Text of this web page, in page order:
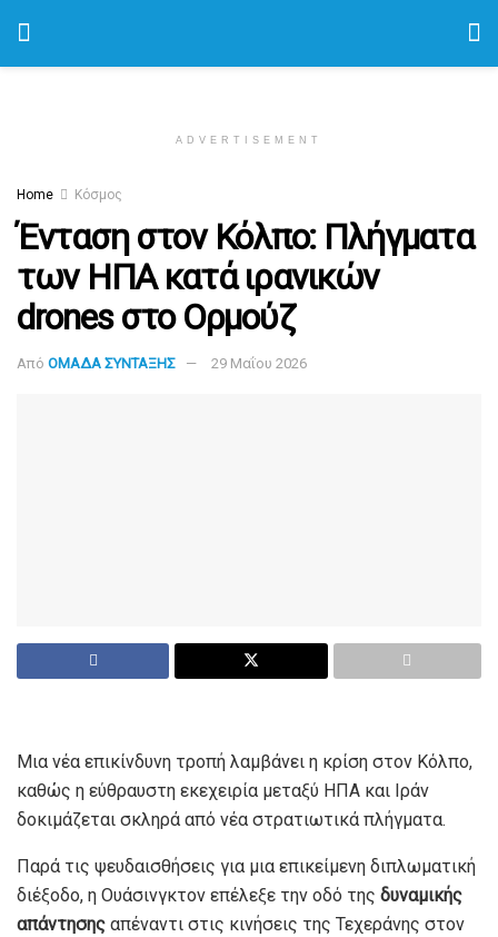
ADVERTISEMENT
Home Κόσμος
Ένταση στον Κόλπο: Πλήγματα
των ΗΠΑ κατά ιρανικών
drones στο Ορμούζ
Από ΟΜΑΔΑ ΣΥΝΤΑΞΗΣ 29 Μαΐου 2026
Μια νέα επικίνδυνη τροπή λαμβάνει η κρίση στον Κόλπο,
καθώς η εύθραυστη εκεχειρία μεταξύ ΗΠΑ και Ιράν
δοκιμάζεται σκληρά από νέα στρατιωτικά πλήγματα.
Παρά τις ψευδαισθήσεις για μια επικείμενη διπλωματική
διέξοδο, η Ουάσινγκτον επέλεξε την οδό της δυναμικής
απάντησης απέναντι στις κινήσεις της Τεχεράνης στον